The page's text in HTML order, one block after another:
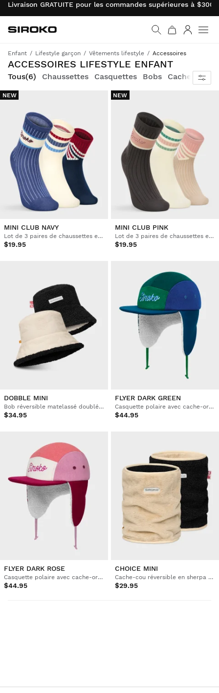
Livraison GRATUITE pour les commandes supérieures à
Retourner à la page
Siroko.com
Enfant Lifestyle garçon Vêtements lifestyle Accessoires
ACCESSOIRES LIFESTYLE ENFANT
Tous(6) Chaussettes Casquettes Bobs Cache-cous
NEW
MINI CLUB NAVY
Lot de 3 paires de chaussettes en coton enfant
$19.95
NEW
MINI CLUB PINK
Lot de 3 paires de chaussettes en coton enfant
$19.95
DOBBLE MINI
Bob réversible matelassé doublé sherpa enfant
$34.95
FLYER DARK GREEN
Casquette polaire avec cache-oreilles enfant
$44.95
FLYER DARK ROSE
Casquette polaire avec cache-oreilles enfant
$44.95
CHOICE MINI
Cache-cou réversible en sherpa et micropolaire enfant
$29.95